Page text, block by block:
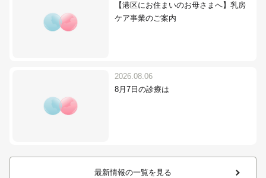
【港区にお住まいのお母さまへ】乳房
ケア事業のご案内
2026.08.06
8月7日の診療は
最新情報の一覧を見る